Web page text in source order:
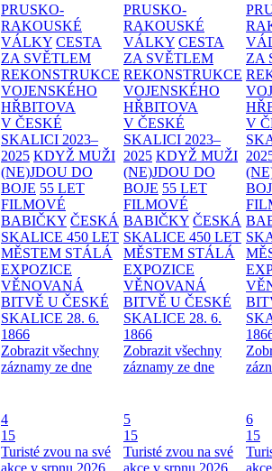
PRUSKO-
RAKOUSKÉ
VÁLKY CESTA
ZA SVĚTLEM
REKONSTRUKCE
VOJENSKÉHO
HŘBITOVA
V ČESKÉ
SKALICI 2023–
2025 KDYŽ MUŽI
(NE)JDOU DO
BOJE 55 LET
FILMOVÉ
BABIČKY ČESKÁ
SKALICE 450 LET
MĚSTEM STÁLÁ
EXPOZICE
VĚNOVANÁ
BITVĚ U ČESKÉ
SKALICE 28. 6.
1866
Zobrazit všechny
záznamy ze dne
PRUSKO-
RAKOUSKÉ
VÁLKY CESTA
ZA SVĚTLEM
REKONSTRUKCE
VOJENSKÉHO
HŘBITOVA
V ČESKÉ
SKALICI 2023–
2025 KDYŽ MUŽI
(NE)JDOU DO
BOJE 55 LET
FILMOVÉ
BABIČKY ČESKÁ
SKALICE 450 LET
MĚSTEM STÁLÁ
EXPOZICE
VĚNOVANÁ
BITVĚ U ČESKÉ
SKALICE 28. 6.
1866
Zobrazit všechny
záznamy ze dne
ZA
V
4
15
Turisté zvou na své
5
15
Turisté zvou na své
6
15